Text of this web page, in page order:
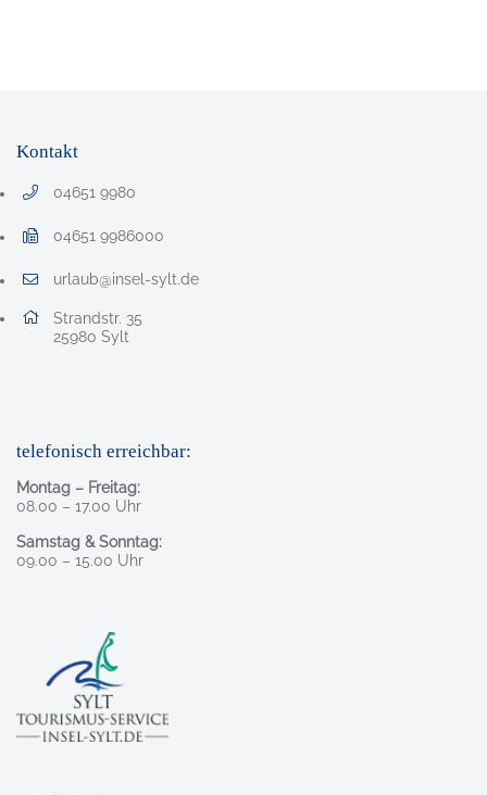
Kontakt
04651 9980
Telefonnummer: 0 4 6 5 1 9 9 8 0
04651 9986000
Faxnummer: 0 4 6 5 1 9 9 8 6 0 0 0
urlaub@insel-sylt.de
E-Mail Adresse: urlaub@insel-sylt.de
Adresse:
Strandstr. 35
25980 , 2 5 9 8 0
Sylt
telefonisch erreichbar:
Montag – Freitag:
08.00 – 17.00 Uhr
Samstag & Sonntag:
09.00 – 15.00 Uhr